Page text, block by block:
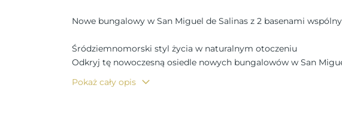
Nowe bungalowy w San Miguel de Salinas z 2 basenami
Śródziemnomorski styl życia w naturalnym otoczeniu
Odkryj tę nowoczesną osiedle nowych bungalowów w San
Vega Baja del Segura. Ta urocza gmina łączy bliskość morza
Pokaż cały opis